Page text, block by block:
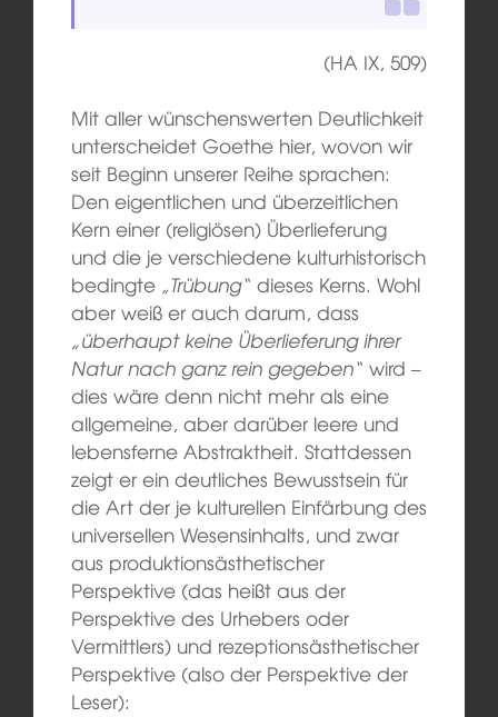
(HA IX, 509)
Mit aller wünschenswerten Deutlichkeit
unterscheidet Goethe hier, wovon wir
seit Beginn unserer Reihe sprachen:
Den eigentlichen und überzeitlichen
Kern einer (religiösen) Überlieferung
und die je verschiedene kulturhistorisch
bedingte„Trübung“ dieses Kerns. Wohl
aber weiß er auch darum, dass
„überhaupt keine Überlieferung ihrer
Natur nach ganz rein gegeben“ wird –
dies wäre denn nicht mehr als eine
allgemeine, aber darüber leere und
lebensferne Abstraktheit. Stattdessen
zeigt er ein deutliches Bewusstsein für
die Art der je kulturellen Einfärbung des
universellen Wesensinhalts, und zwar
aus produktionsästhetischer
Perspektive (das heißt aus der
Perspektive des Urhebers oder
Vermittlers) und rezeptionsästhetischer
Perspektive (also der Perspektive der
Leser):